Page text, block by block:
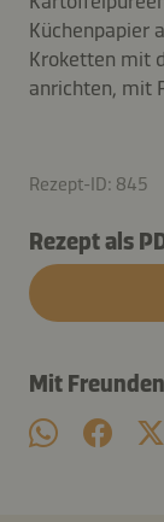
Küchenpapier
Kroketten mit
anrichten, mit
Rezept-ID: 845
Rezept als
Mit